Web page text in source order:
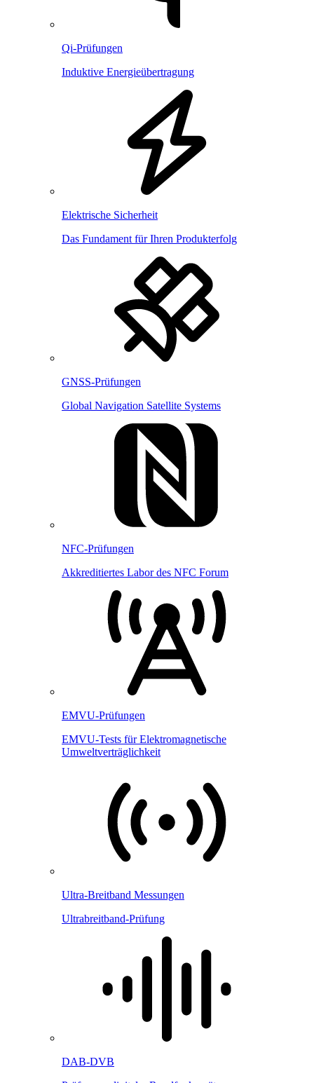
Qi-Prüfungen
Induktive Energieübertragung
Elektrische Sicherheit
Das Fundament für Ihren Produkterfolg
GNSS-Prüfungen
Global Navigation Satellite Systems
NFC-Prüfungen
Akkreditiertes Labor des NFC Forum
EMVU-Prüfungen
EMVU-Tests für Elektromagnetische
Umweltverträglichkeit
Ultra-Breitband Messungen
Ultrabreitband-Prüfung
DAB-DVB